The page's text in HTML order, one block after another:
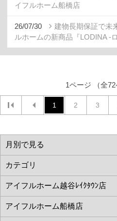
イフルホーム船橋店
26/07/30
建物長期保証で未
ルホームの新商品『LODINA -
1ページ （全72
1 2 3